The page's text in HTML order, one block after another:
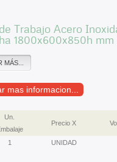
Trabajo Acero
1800x600x850h mm
MÁS...
mas informacion...
Un.
Precio X
1 UNIDAD